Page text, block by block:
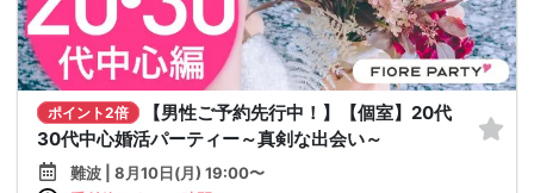
ポイント2倍
【男性ご予約先行中！】【個室】20代
30代中心婚活パーティー～真剣な出会い～
難波 | 8月10日(月) 19:00〜